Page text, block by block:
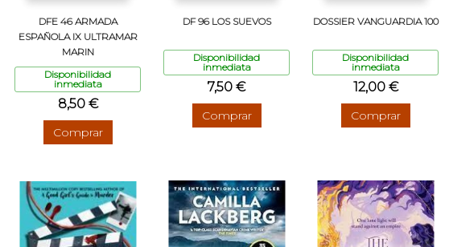
DFE 46 ARMADA
ESPAÑOLA IX ULTRAMAR
MARIN
Disponibilidad
inmediata
8,50 €
Comprar
DF 96 LOS SUEVOS
Disponibilidad
inmediata
7,50 €
Comprar
DOSSIER VANGUARDIA 100
Disponibilidad
inmediata
12,00 €
Comprar